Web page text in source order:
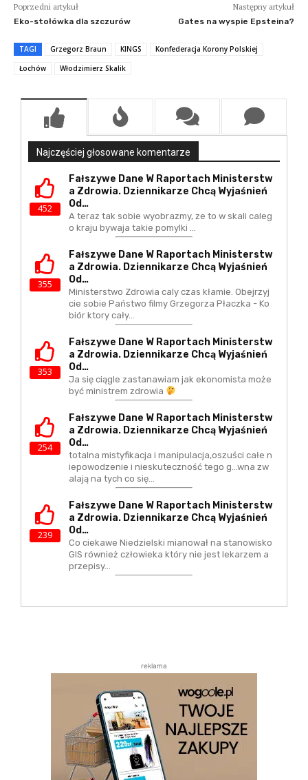
Poprzedni artykuł
Eko-stołówka dla szczurów
Następny artykuł
Gates na wyspie Epsteina?
TAGI Grzegorz Braun KINGS
Konfederacja Korony Polskiej
Łochów
Włodzimierz Skalik
Najczęściej głosowane komentarze
452
Fałszywe Dane W Raportach Ministerstw
A Zdrowia. Dziennikarze Chcą Wyjaśnień
Od…
A teraz tak sobie wyobrazmy, ze to w skali caleg
o kraju bywaja takie pomylki ...
355
Fałszywe Dane W Raportach Ministerstw
A Zdrowia. Dziennikarze Chcą Wyjaśnień
Od…
Ministerstwo Zdrowia caly czas kłamie. Obejrzyj
cie sobie Państwo filmy Grzegorza Płaczka - Ko
biór ktory cały…
353
Fałszywe Dane W Raportach Ministerstw
A Zdrowia. Dziennikarze Chcą Wyjaśnień
Od…
Ja się ciągle zastanawiam jak ekonomista może
być ministrem zdrowia
254
Fałszywe Dane W Raportach Ministerstw
A Zdrowia. Dziennikarze Chcą Wyjaśnień
Od…
totalna mistyfikacja i manipulacja,oszuści całe n
iepowodzenie i nieskuteczność tego g...wna zw
alają na tych co się…
239
Fałszywe Dane W Raportach Ministerstw
A Zdrowia. Dziennikarze Chcą Wyjaśnień
Od…
Co ciekawe Niedzielski mianował na stanowisko
GIS również człowieka który nie jest lekarzem a
przepisy…
reklama